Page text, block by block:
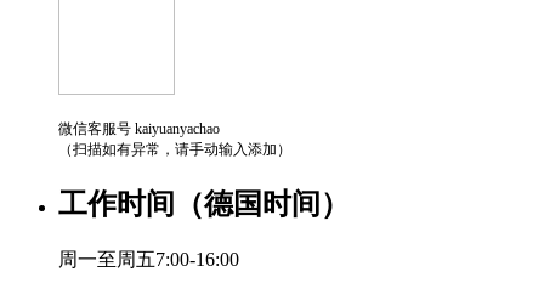
微信客服号 kaiyuanyachao
（扫描如有异常，请手动输入添加）
工作时间（德国时间）
周一至周五7:00-16:00